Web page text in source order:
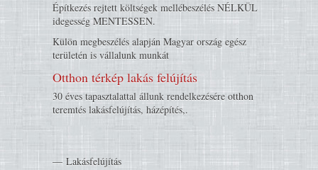
Építkezés rejtett költségek mellébeszélés NÉLKÜL
idegesség MENTESSEN.
Külön megbeszélés alapján Magyar ország egész
területén is vállalunk munkát
Otthon térkép lakás felújítás
30 éves tapasztalattal állunk rendelkezésére otthon
teremtés lakásfelújítás, házépítés,.
Lakásfelújítás